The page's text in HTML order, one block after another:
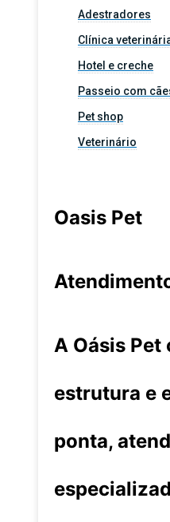
Adestradores
Clínica
Hotel e creche
Passeio com
Pet shop
Veterinário
Oasis Pet
A Oásis Pet
estrutura e
ponta,